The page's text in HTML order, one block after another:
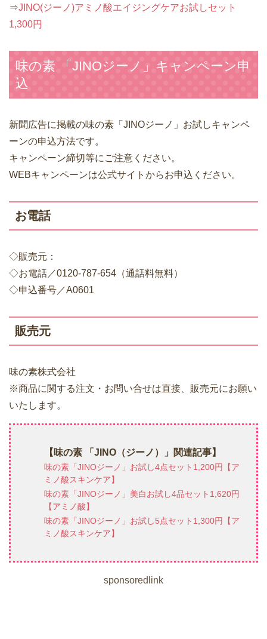
⇒JINO(ジーノ)アミノ酸エイジングケアお試しセット
1,300円
味の素 「JINOジーノ」キャンペーン申
込
新聞広告に掲載の味の素「JINOジーノ」お試しキャンペ
ーンの申込方法です。
キャンペーン締切等にご注意ください。
WEBキャンペーンは公式サイトからお申込ください。
お電話
◇販売元：
◇お電話／0120-787-654（通話料無料）
◇申込番号／A0601
販売元
味の素株式会社
※商品に関する注文・お問い合せは直接、販売元にお願い
いたします。
【味の素 「JINO（ジーノ）」関連記事】
味の素「JINOジーノ」お試し4点セット1,200円【ア
ミノ酸スキンケア】
味の素「JINOジーノ」美白お試し4品セット1,620円
【アミノ酸】
味の素「JINOジーノ」お試し5点セット1,300円【ア
ミノ酸スキンケア】
sponsoredlink